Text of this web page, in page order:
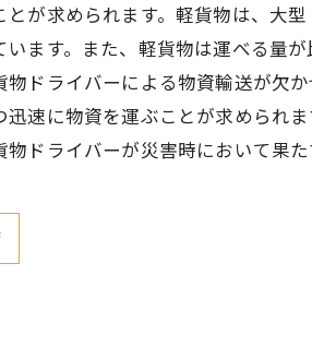
とが求められます。軽貨物は、大
います。また、軽貨物は運べる量
物ドライバーによる物資輸送が欠
迅速に物資を運ぶことが求められ
ドライバーが災害時において果